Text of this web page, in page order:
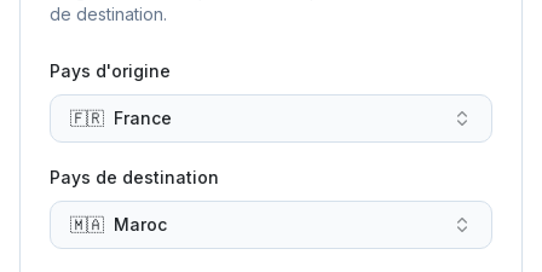
de destination.
Pays d'origine
🇫🇷 France
Pays de destination
🇲🇦 Maroc